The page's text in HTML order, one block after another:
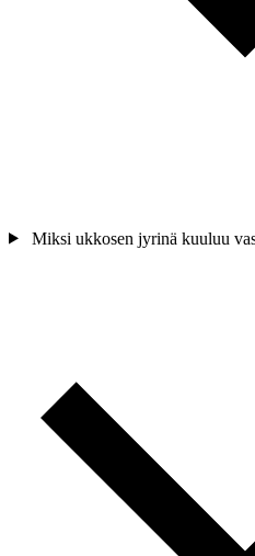
Miksi ukkosen jyrinä kuuluu